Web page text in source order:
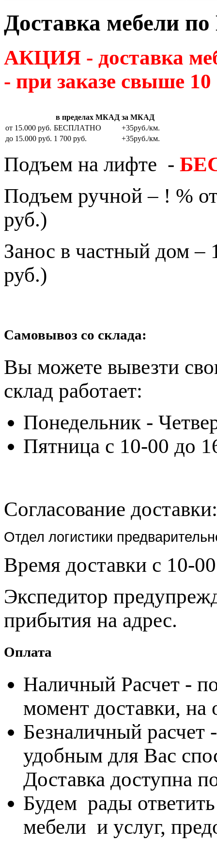
Доставка мебели
АКЦИЯ - доставка
- при заказе свыше
в пределах МКАД за МКАД
от 15.000 руб. БЕСПЛАТНО
+35руб./км.
до 15.000 руб. 1 700 руб. +35руб./км.
Подъем на лифте -
Подъем ручной – ! %
руб.)
Занос в частный дом –
руб.)
Самовывоз со склада:
Вы можете вывезти
склад работает:
Понедельник -
Пятница с 10-00 до
Согласование доставки:
Отдел логистики
Время доставки с 10-
Экспедитор
прибытия на адрес.
Оплата
Наличный Расчет -
момент доставки, на
Безналичный
удобным для Вас
Доставка доступна
Будем рады
мебели и услуг,